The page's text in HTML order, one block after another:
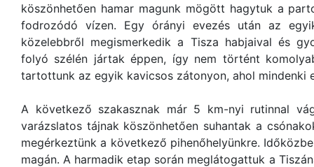
köszönhetően hamar magunk mögött hagytuk a
fodrozódó vízen. Egy órányi evezés után az
közelebbről megismerkedik a Tisza habjaival és
folyó szélén jártak éppen, így nem történt
tartottunk az egyik kavicsos zátonyon, ahol mindenki
A következő szakasznak már 5 km-nyi rutinnal
varázslatos tájnak köszönhetően suhantak a
megérkeztünk a következő pihenőhelyünkre.
magán. A harmadik etap során meglátogattuk a